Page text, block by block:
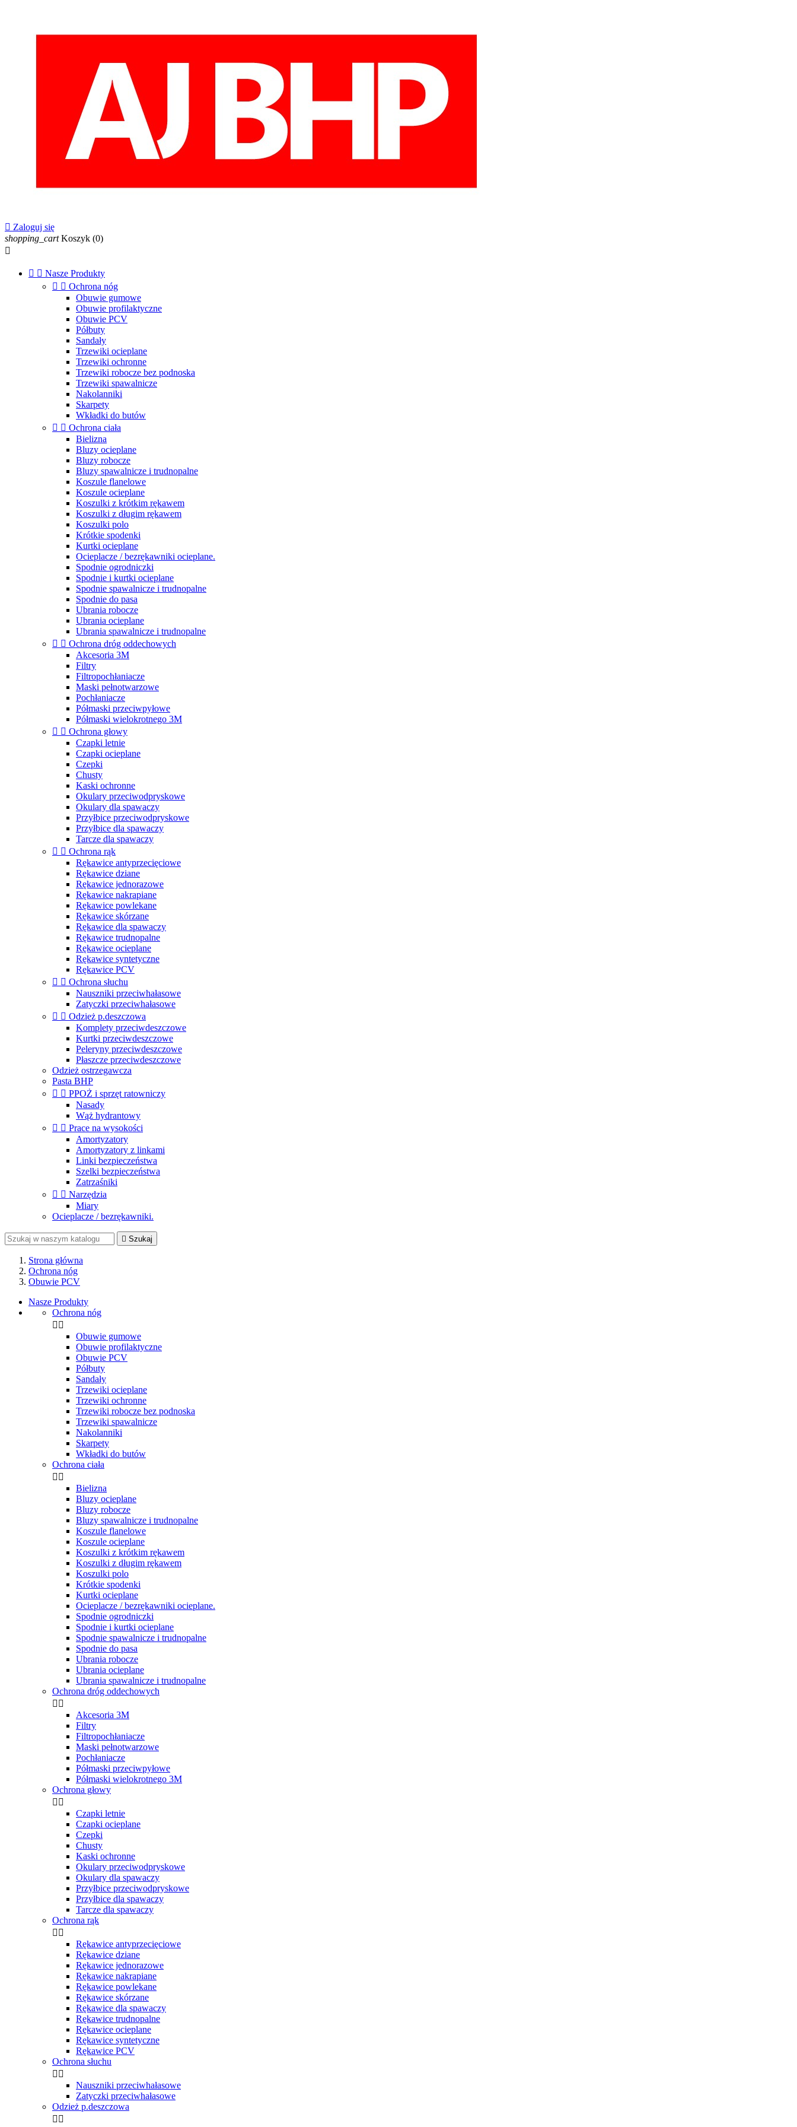
 Zaloguj się
shopping_cart Koszyk (0)

  Nasze Produkty
  Ochrona nóg
Obuwie gumowe
Obuwie profilaktyczne
Obuwie PCV
Półbuty
Sandały
Trzewiki ocieplane
Trzewiki ochronne
Trzewiki robocze bez podnoska
Trzewiki spawalnicze
Nakolanniki
Skarpety
Wkładki do butów
  Ochrona ciała
Bielizna
Bluzy ocieplane
Bluzy robocze
Bluzy spawalnicze i trudnopalne
Koszule flanelowe
Koszule ocieplane
Koszulki z krótkim rękawem
Koszulki z długim rękawem
Koszulki polo
Krótkie spodenki
Kurtki ocieplane
Ocieplacze / bezrękawniki ocieplane.
Spodnie ogrodniczki
Spodnie i kurtki ocieplane
Spodnie spawalnicze i trudnopalne
Spodnie do pasa
Ubrania robocze
Ubrania ocieplane
Ubrania spawalnicze i trudnopalne
  Ochrona dróg oddechowych
Akcesoria 3M
Filtry
Filtropochłaniacze
Maski pełnotwarzowe
Pochłaniacze
Półmaski przeciwpyłowe
Półmaski wielokrotnego 3M
  Ochrona głowy
Czapki letnie
Czapki ocieplane
Czepki
Chusty
Kaski ochronne
Okulary przeciwodpryskowe
Okulary dla spawaczy
Przyłbice przeciwodpryskowe
Przyłbice dla spawaczy
Tarcze dla spawaczy
  Ochrona rąk
Rękawice antyprzecięciowe
Rękawice dziane
Rękawice jednorazowe
Rękawice nakrapiane
Rękawice powlekane
Rękawice skórzane
Rękawice dla spawaczy
Rękawice trudnopalne
Rękawice ocieplane
Rękawice syntetyczne
Rękawice PCV
  Ochrona słuchu
Nauszniki przeciwhałasowe
Zatyczki przeciwhałasowe
  Odzież p.deszczowa
Komplety przeciwdeszczowe
Kurtki przeciwdeszczowe
Peleryny przeciwdeszczowe
Płaszcze przeciwdeszczowe
Odzież ostrzegawcza
Pasta BHP
  PPOŻ i sprzęt ratowniczy
Nasady
Wąż hydrantowy
  Prace na wysokości
Amortyzatory
Amortyzatory z linkami
Linki bezpieczeństwa
Szelki bezpieczeństwa
Zatrzaśniki
  Narzędzia
Miary
Ocieplacze / bezrękawniki.
 Szukaj
Strona główna
Ochrona nóg
Obuwie PCV
Nasze Produkty
Ochrona nóg
 
Obuwie gumowe
Obuwie profilaktyczne
Obuwie PCV
Półbuty
Sandały
Trzewiki ocieplane
Trzewiki ochronne
Trzewiki robocze bez podnoska
Trzewiki spawalnicze
Nakolanniki
Skarpety
Wkładki do butów
Ochrona ciała
 
Bielizna
Bluzy ocieplane
Bluzy robocze
Bluzy spawalnicze i trudnopalne
Koszule flanelowe
Koszule ocieplane
Koszulki z krótkim rękawem
Koszulki z długim rękawem
Koszulki polo
Krótkie spodenki
Kurtki ocieplane
Ocieplacze / bezrękawniki ocieplane.
Spodnie ogrodniczki
Spodnie i kurtki ocieplane
Spodnie spawalnicze i trudnopalne
Spodnie do pasa
Ubrania robocze
Ubrania ocieplane
Ubrania spawalnicze i trudnopalne
Ochrona dróg oddechowych
 
Akcesoria 3M
Filtry
Filtropochłaniacze
Maski pełnotwarzowe
Pochłaniacze
Półmaski przeciwpyłowe
Półmaski wielokrotnego 3M
Ochrona głowy
 
Czapki letnie
Czapki ocieplane
Czepki
Chusty
Kaski ochronne
Okulary przeciwodpryskowe
Okulary dla spawaczy
Przyłbice przeciwodpryskowe
Przyłbice dla spawaczy
Tarcze dla spawaczy
Ochrona rąk
 
Rękawice antyprzecięciowe
Rękawice dziane
Rękawice jednorazowe
Rękawice nakrapiane
Rękawice powlekane
Rękawice skórzane
Rękawice dla spawaczy
Rękawice trudnopalne
Rękawice ocieplane
Rękawice syntetyczne
Rękawice PCV
Ochrona słuchu
 
Nauszniki przeciwhałasowe
Zatyczki przeciwhałasowe
Odzież p.deszczowa
 